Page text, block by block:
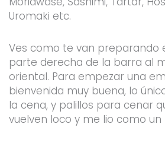
Uromaki etc.
Ves como te van preparando
parte derecha de la barra al
oriental. Para empezar una
bienvenida muy buena, lo
la cena, y palillos para cenar
vuelven loco y me lio como un